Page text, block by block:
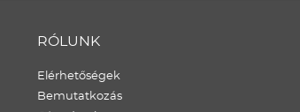
RÓLUNK
Elérhetőségek
Bemutatkozás